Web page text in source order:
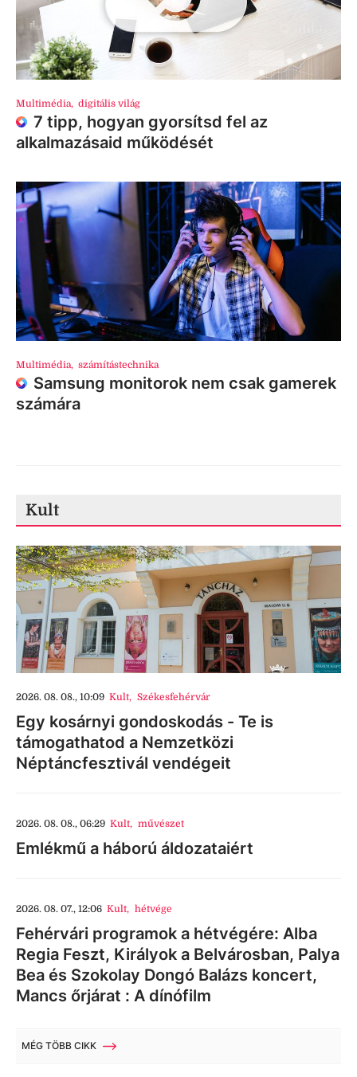
Multimédia, digitális világ
7 tipp, hogyan gyorsítsd fel az
alkalmazásaid működését
Multimédia, számítástechnika
Samsung monitorok nem csak gamerek
számára
Kult
2026. 08. 08., 10:09 Kult, Székesfehérvár
Egy kosárnyi gondoskodás - Te is
támogathatod a Nemzetközi
Néptáncfesztivál vendégeit
2026. 08. 08., 06:29 Kult, művészet
Emlékmű a háború áldozataiért
2026. 08. 07., 12:06 Kult, hétvége
Fehérvári programok a hétvégére: Alba
Regia Feszt, Királyok a Belvárosban, Palya
Bea és Szokolay Dongó Balázs koncert,
Mancs őrjárat : A dínófilm
MÉG TÖBB CIKK